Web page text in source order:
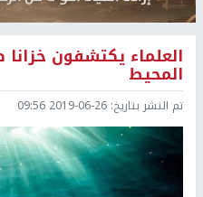
العلماء يكتشفون
المحيط
تم النشر بتاريخ: 2019-06-26 09:56